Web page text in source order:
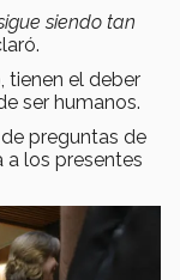
siendo tan
tienen el deber
ser humanos.
preguntas de
a los presentes